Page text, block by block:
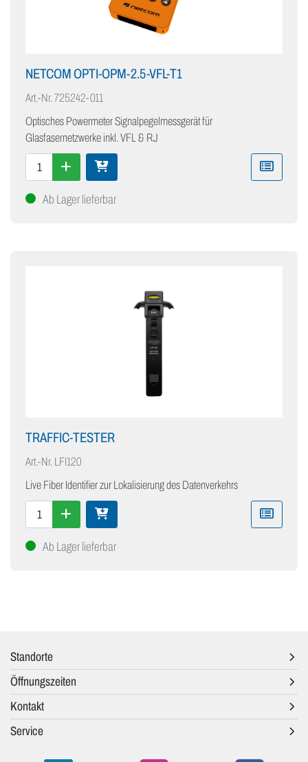
NETCOM OPTI-OPM-2.5-VFL-T1
Art.-Nr.725242-011
Optisches Powermeter Signalpegelmessgerät für
Glasfasernetzwerke inkl. VFL & RJ
Ab Lager lieferbar
TRAFFIC-TESTER
Art.-Nr. LFI120
Live Fiber Identifier zur Lokalisierung des Datenverkehrs
Ab Lager lieferbar
Standorte
Öffnungszeiten
Kontakt
Service